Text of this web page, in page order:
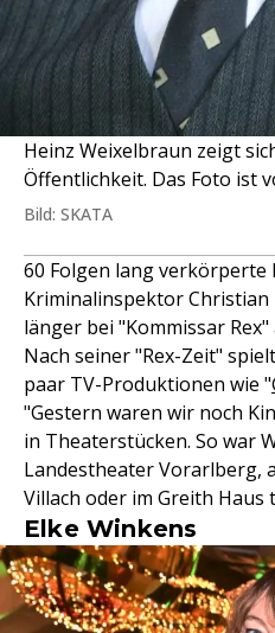
Heinz Weixelbraun zeigt
Öffentlichkeit. Das Foto ist
Bild: SKATA
60 Folgen lang verkörperte
Kriminalinspektor Christian
länger bei "Kommissar
Nach seiner "Rex-Zeit"
paar TV-Produktionen wie "
"Gestern waren wir noch
in Theaterstücken. So war
Landestheater Vorarlberg,
Villach oder im Greith Haus
Elke Winkens